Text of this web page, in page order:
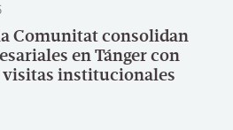
Comunitat consolidan
en Tánger con
visitas institucionales